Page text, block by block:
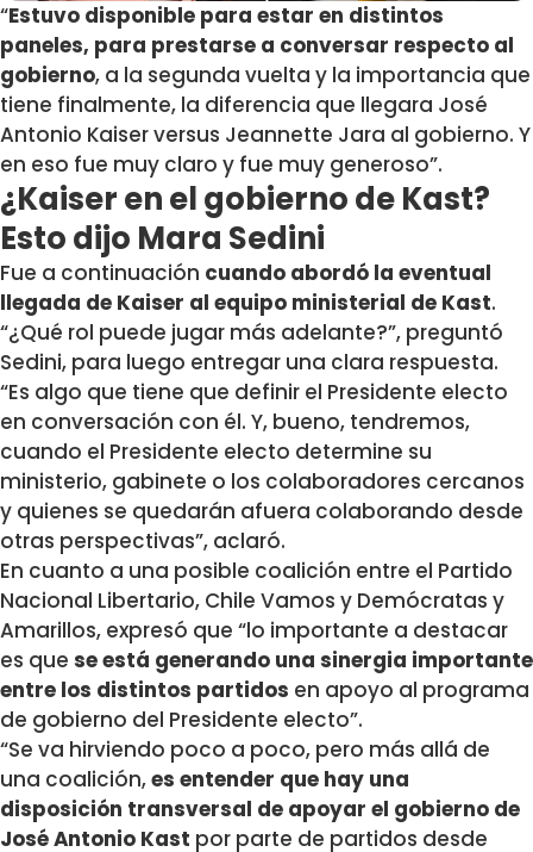
“Estuvo disponible para estar en distintos
paneles, para prestarse a conversar respecto al
gobierno, a la segunda vuelta y la importancia que
tiene finalmente, la diferencia que llegara José
Antonio Kaiser versus Jeannette Jara al gobierno. Y
en eso fue muy claro y fue muy generoso”.
¿Kaiser en el gobierno de Kast?
Esto dijo Mara Sedini
Fue a continuación cuando abordó la eventual
llegada de Kaiser al equipo ministerial de Kast.
“¿Qué rol puede jugar más adelante?”, preguntó
Sedini, para luego entregar una clara respuesta.
“Es algo que tiene que definir el Presidente electo
en conversación con él. Y, bueno, tendremos,
cuando el Presidente electo determine su
ministerio, gabinete o los colaboradores cercanos
y quienes se quedarán afuera colaborando desde
otras perspectivas”, aclaró.
En cuanto a una posible coalición entre el Partido
Nacional Libertario, Chile Vamos y Demócratas y
Amarillos, expresó que “lo importante a destacar
es que se está generando una sinergia importante
entre los distintos partidos en apoyo al programa
de gobierno del Presidente electo”.
“Se va hirviendo poco a poco, pero más allá de
una coalición,es entender que hay una
disposición transversal de apoyar el gobierno de
José Antonio Kast por parte de partidos desde